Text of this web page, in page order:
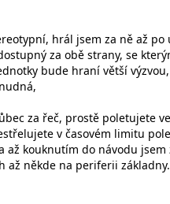
hrál jsem za ně až
za obě strany, se
bude hraní větší
za řeč, prostě poletujete
v časovém limitu
až kouknutím do návodu
až někde na periferii